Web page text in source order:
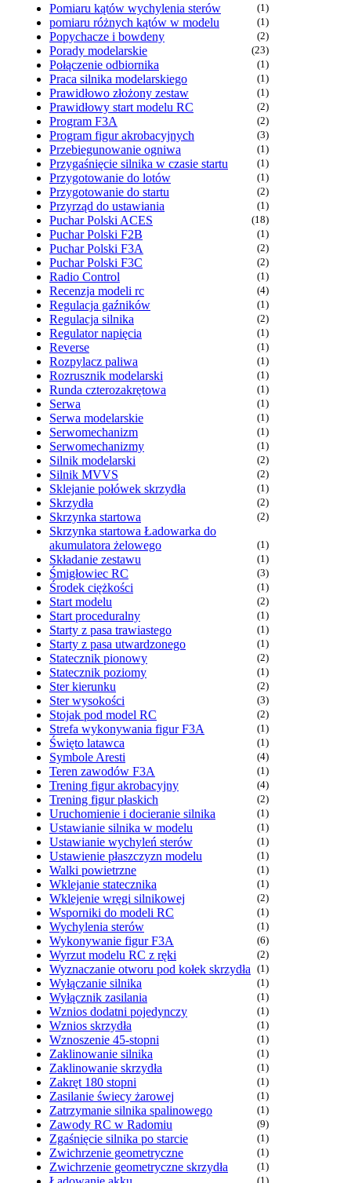
Pomiaru kątów wychylenia sterów (1)
pomiaru różnych kątów w modelu (1)
Popychacze i bowdeny (2)
Porady modelarskie (23)
Połączenie odbiornika (1)
Praca silnika modelarskiego (1)
Prawidłowo złożony zestaw (1)
Prawidłowy start modelu RC (2)
Program F3A (2)
Program figur akrobacyjnych (3)
Przebiegunowanie ogniwa (1)
Przygaśnięcie silnika w czasie startu (1)
Przygotowanie do lotów (1)
Przygotowanie do startu (2)
Przyrząd do ustawiania (1)
Puchar Polski ACES (18)
Puchar Polski F2B (1)
Puchar Polski F3A (2)
Puchar Polski F3C (2)
Radio Control (1)
Recenzja modeli rc (4)
Regulacja gaźników (1)
Regulacja silnika (2)
Regulator napięcia (1)
Reverse (1)
Rozpylacz paliwa (1)
Rozrusznik modelarski (1)
Runda czterozakrętowa (1)
Serwa (1)
Serwa modelarskie (1)
Serwomechanizm (1)
Serwomechanizmy (1)
Silnik modelarski (2)
Silnik MVVS (2)
Sklejanie połówek skrzydła (1)
Skrzydła (2)
Skrzynka startowa (2)
Skrzynka startowa Ładowarka do
akumulatora żelowego
(1)
Składanie zestawu (1)
Śmigłowiec RC (3)
Środek ciężkości (1)
Start modelu (2)
Start proceduralny (1)
Starty z pasa trawiastego (1)
Starty z pasa utwardzonego (1)
Statecznik pionowy (2)
Statecznik poziomy (1)
Ster kierunku (2)
Ster wysokości (3)
Stojak pod model RC (2)
Strefa wykonywania figur F3A (1)
Święto latawca (1)
Symbole Aresti (4)
Teren zawodów F3A (1)
Trening figur akrobacyjny (4)
Trening figur płaskich (2)
Uruchomienie i docieranie silnika (1)
Ustawianie silnika w modelu (1)
Ustawianie wychyleń sterów (1)
Ustawienie płaszczyzn modelu (1)
Walki powietrzne (1)
Wklejanie statecznika (1)
Wklejenie wręgi silnikowej (2)
Wsporniki do modeli RC (1)
Wychylenia sterów (1)
Wykonywanie figur F3A (6)
Wyrzut modelu RC z ręki (2)
Wyznaczanie otworu pod kołek skrzydła (1)
Wyłączanie silnika (1)
Wyłącznik zasilania (1)
Wznios dodatni pojedynczy (1)
Wznios skrzydła (1)
Wznoszenie 45-stopni (1)
Zaklinowanie silnika (1)
Zaklinowanie skrzydła (1)
Zakręt 180 stopni (1)
Zasilanie świecy żarowej (1)
Zatrzymanie silnika spalinowego (1)
Zawody RC w Radomiu (9)
Zgaśnięcie silnika po starcie (1)
Zwichrzenie geometryczne (1)
Zwichrzenie geometryczne skrzydła (1)
(1)